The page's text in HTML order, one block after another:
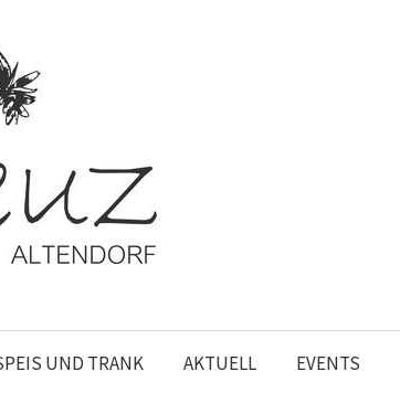
UND TRANK AKTUELL EVENTS